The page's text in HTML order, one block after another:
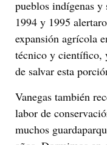
pueblos indígenas y
1994 y 1995
expansión agrícola
técnico y científico,
de salvar esta
Vanegas también
labor de
muchos